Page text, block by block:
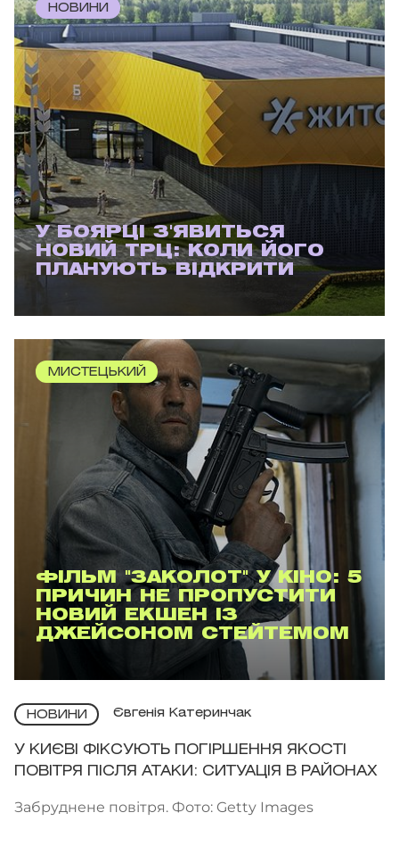
НОВИНИ
У БОЯРЦІ З'ЯВИТЬСЯ
НОВИЙ ТРЦ: КОЛИ ЙОГО
ПЛАНУЮТЬ ВІДКРИТИ
МИСТЕЦЬКИЙ
ФІЛЬМ "ЗАКОЛОТ" У КІНО: 5
ПРИЧИН НЕ ПРОПУСТИТИ
НОВИЙ ЕКШЕН ІЗ
ДЖЕЙСОНОМ СТЕЙТЕМОМ
НОВИНИ Євгенія Катеринчак
У КИЄВІ ФІКСУЮТЬ ПОГІРШЕННЯ ЯКОСТІ
ПОВІТРЯ ПІСЛЯ АТАКИ: СИТУАЦІЯ В РАЙОНАХ
Забруднене повітря. Фото: Getty Images